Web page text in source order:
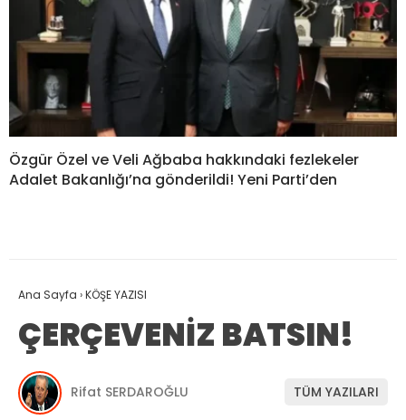
Özgür Özel ve Veli Ağbaba hakkındaki fezlekeler
Adalet Bakanlığı’na gönderildi! Yeni Parti’den
Ana Sayfa ›KÖŞE YAZISI
ÇERÇEVENİZ BATSIN!
Rifat SERDAROĞLU TÜM YAZILARI